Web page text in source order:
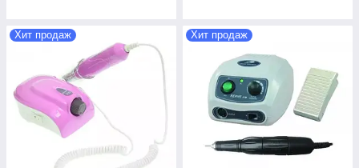
Хит продаж Хит продаж